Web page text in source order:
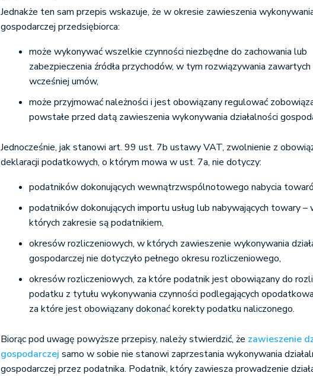
Jednakże ten sam przepis wskazuje, że w okresie zawieszenia
gospodarczej przedsiębiorca:
może wykonywać wszelkie czynności niezbędne do zachowania lub
zabezpieczenia źródła przychodów, w tym rozwiązywania zawartych
wcześniej umów,
może przyjmować należności i jest obowiązany regulować
powstałe przed datą zawieszenia wykonywania działalności
Jednocześnie, jak stanowi art. 99 ust. 7b ustawy VAT, zwolnienie z
deklaracji podatkowych, o którym mowa w ust. 7a, nie dotyczy:
podatników dokonujących wewnątrzwspólnotowego nabycia
podatników dokonujących importu usług lub nabywających towary –
których zakresie są podatnikiem,
okresów rozliczeniowych, w których zawieszenie wykonywania
gospodarczej nie dotyczyło pełnego okresu rozliczeniowego,
okresów rozliczeniowych, za które podatnik jest obowiązany do
podatku z tytułu wykonywania czynności podlegających
za które jest obowiązany dokonać korekty podatku naliczonego.
Biorąc pod uwagę powyższe przepisy, należy stwierdzić, że zawieszenie
gospodarczej samo w sobie nie stanowi zaprzestania wykonywania
gospodarczej przez podatnika. Podatnik, który zawiesza prowadzenie